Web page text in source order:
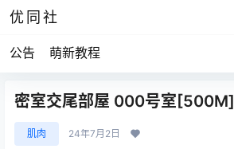
优同社
公告 萌新教程
密室交尾部屋 000号室[500M]
肌肉 24年7月2日